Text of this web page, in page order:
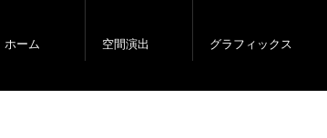
ホーム 空間演出 グラフィックス